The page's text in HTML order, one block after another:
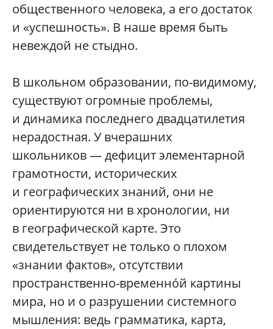
общественного человека, а его достаток
и «успешность». В наше время быть
невеждой не стыдно.
В школьном образовании, по-видимому,
существуют огромные проблемы,
и динамика последнего двадцатилетия
нерадостная. У вчерашних
школьников — дефицит элементарной
грамотности, исторических
и географических знаний, они не
ориентируются ни в хронологии, ни
в географической карте. Это
свидетельствует не только о плохом
«знании фактов», отсутствии
пространственно-временнóй картины
мира, но и о разрушении системного
мышления: ведь грамматика, карта,